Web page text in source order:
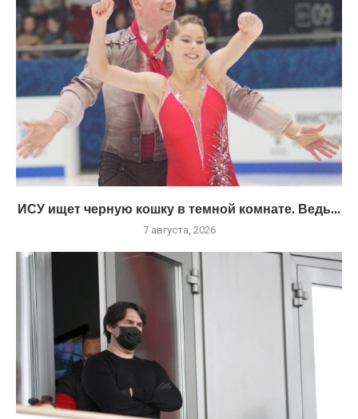
ИСУ ищет черную кошку в темной комнате. Ведь...
7 августа, 2026